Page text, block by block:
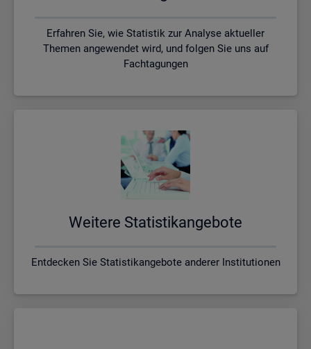
Erfahren Sie, wie Statistik zur Analyse aktueller
Themen angewendet wird, und folgen Sie uns auf
Fachtagungen
Wei­te­re Sta­tis­tik­an­ge­bo­te
Entdecken Sie Statistikangebote anderer Institutionen